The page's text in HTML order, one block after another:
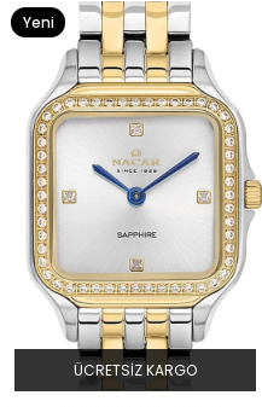
ÜCRETSIZ KARGO
Yeni